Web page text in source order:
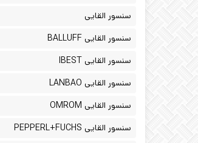
سنسور القایی
سنسور القایی BALLUFF
سنسور القایی IBEST
سنسور القایی LANBAO
سنسور القایی OMROM
سنسور القایی PEPPERL+FUCHS